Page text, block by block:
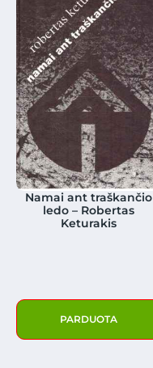
Namai ant traškančio
ledo – Robertas
Keturakis
PARDUOTA